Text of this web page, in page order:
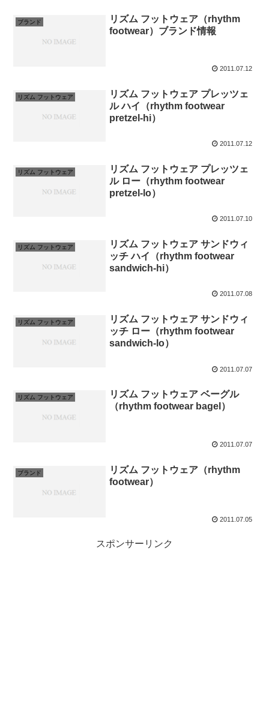
ブランド
リズム フットウェア（rhythm
footwear）ブランド情報
2011.07.12
リズム フットウェア
リズム フットウェア プレッツェ
ル ハイ（rhythm footwear
pretzel-hi）
2011.07.12
リズム フットウェア
リズム フットウェア プレッツェ
ル ロー（rhythm footwear
pretzel-lo）
2011.07.10
リズム フットウェア
リズム フットウェア サンドウィ
ッチ ハイ（rhythm footwear
sandwich-hi）
2011.07.08
リズム フットウェア
リズム フットウェア サンドウィ
ッチ ロー（rhythm footwear
sandwich-lo）
2011.07.07
リズム フットウェア
リズム フットウェア ベーグル
（rhythm footwear bagel）
2011.07.07
ブランド
リズム フットウェア（rhythm
footwear）
2011.07.05
スポンサーリンク